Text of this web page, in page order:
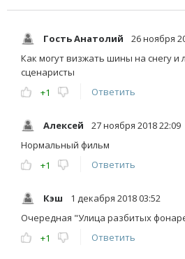
Гость Анатолий
26 ноября
Как могут визжать шины на снегу и
сценаристы
+1
Ответить
Алексей
27 ноября 2018 22:09
Нормальный фильм
+1
Ответить
Кэш
1 декабря 2018 03:52
Очередная "Улица разбитых
+1
Ответить